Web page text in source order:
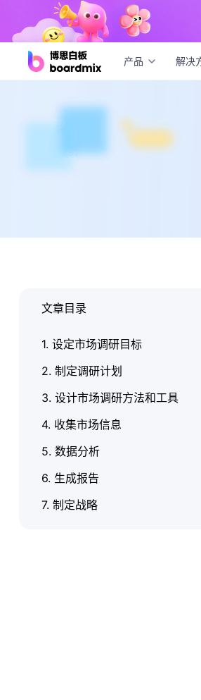
产品 解决
文章目录
1. 设定市场调研目标
2. 制定调研计划
3. 设计市场调研方法和工具
4. 收集市场信息
5. 数据分析
6. 生成报告
7. 制定战略